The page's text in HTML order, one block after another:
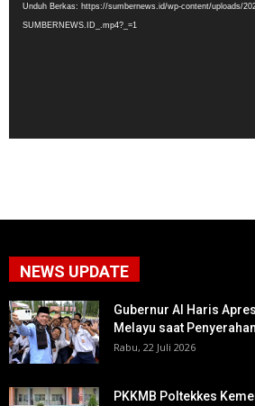
Unduh Berkas: https://sumbernews.id/wp-content/uploads/
SUMBERNEWS.ID_.mp4?_=1
NEWS UPDATE
Gubernur Al Haris
Melayu saat
Rabu, 22 Juli 2026
PKKMB Poltekkes